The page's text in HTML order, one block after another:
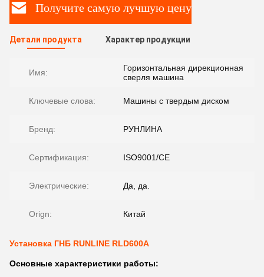
Получите самую лучшую цену
Детали продукта Характер продукции
Имя:
Горизонтальная дирекционная
сверля машина
Ключевые слова: Машины с твердым диском
Бренд: РУНЛИНА
Сертификация: ISO9001/CE
Электрические: Да, да.
Orign: Китай
Установка ГНБ RUNLINE RLD600A
Основные характеристики работы: